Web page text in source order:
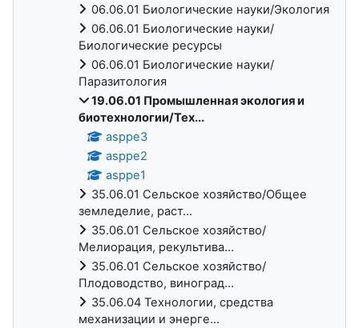
06.06.01 Биологические науки/Экология
06.06.01 Биологические науки/
Биологические ресурсы
06.06.01 Биологические науки/
Паразитология
19.06.01 Промышленная экология и
биотехнологии/Тех...
asppe3
asppe2
asppe1
35.06.01 Сельское хозяйство/Общее
земледелие, раст...
35.06.01 Сельское хозяйство/
Мелиорация, рекультива...
35.06.01 Сельское хозяйство/
Плодоводство, виноград...
35.06.04 Технологии, средства
механизации и энерге...